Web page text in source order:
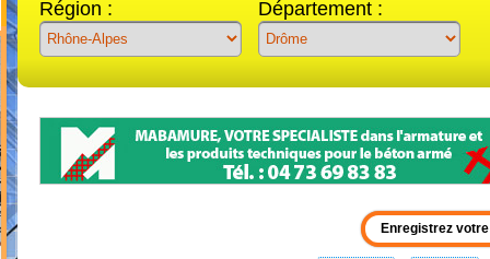
Région : Département :
Previous
Next